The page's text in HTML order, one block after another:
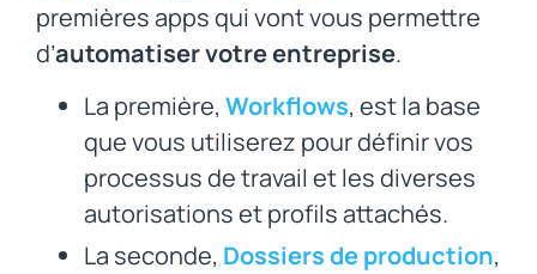
premières apps qui vont vous permettre
d’automatiser votre entreprise.
La première, Workflows, est la base
que vous utiliserez pour définir vos
processus de travail et les diverses
autorisations et profils attachés.
La seconde, Dossiers de production,